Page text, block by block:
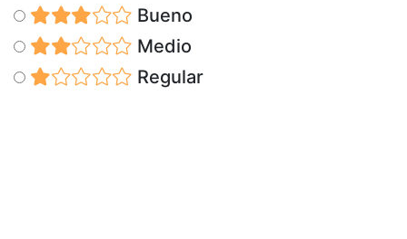
Bueno
Medio
Regular